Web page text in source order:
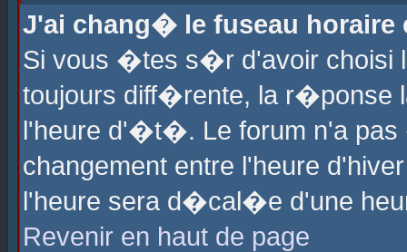
J'ai chang� le fuseau horaire
Si vous �tes s�r d'avoir choisi
toujours diff�rente, la r�ponse
l'heure d'�t�. Le forum n'a
changement entre l'heure
l'heure sera d�cal�e d'une
Revenir en haut de page